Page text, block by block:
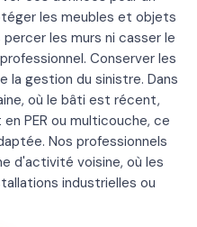
les meubles et objets
les murs ni casser le
Conserver les
la gestion du sinistre. Dans
où le bâti est récent,
PER ou multicouche, ce
Nos professionnels
d'activité voisine, où les
industrielles ou